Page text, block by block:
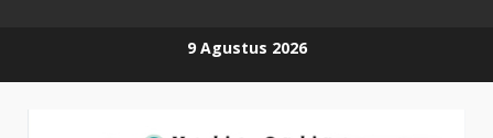
9 Agustus 2026